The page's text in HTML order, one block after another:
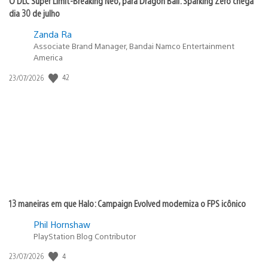
dia 30 de julho
Zanda Ra
Associate Brand Manager, Bandai Namco Entertainment
America
Data
23/07/2026 42
13 maneiras em que Halo: Campaign Evolved moderniza o FPS icônico
Phil Hornshaw
PlayStation Blog Contributor
Data
23/07/2026 4